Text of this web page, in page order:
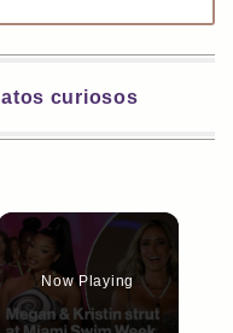
curiosos
Now Playing